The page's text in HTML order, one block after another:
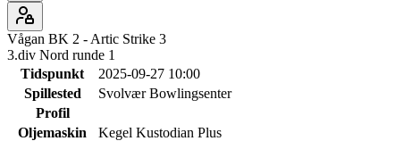
Vågan BK 2 - Artic Strike 3
3.div Nord runde 1
Tidspunkt
2025-09-27 10:00
Spillested
Svolvær Bowlingsenter
Profil
Oljemaskin
Kegel Kustodian Plus